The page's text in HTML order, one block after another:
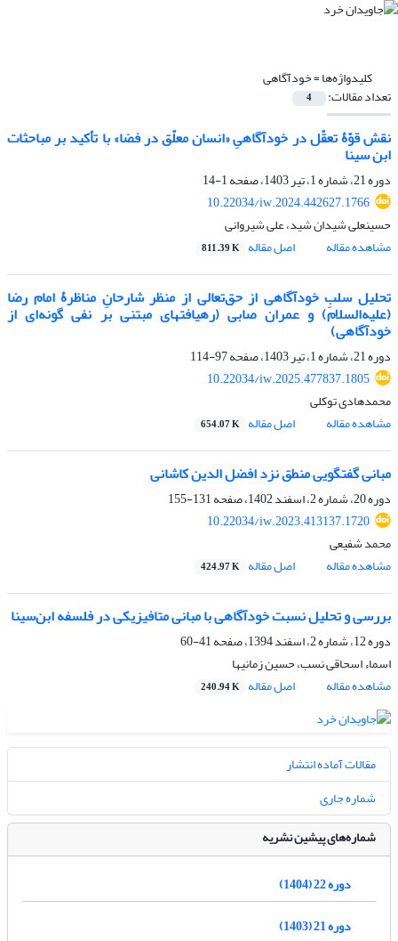
کلیدواژه‌ها =خودآگاهی
تعداد مقالات: 4
نقش قوّۀ تعقّل در خودآگاهیِ «انسان معلّق در فضا» با تأکید بر مباحثات
ابن سینا
دوره 21، شماره 1، تیر 1403، صفحه
1-14
10.22034/iw.2024.442627.1766
حسینعلی شیدان شید، علی شیروانی
مشاهده مقاله
اصل مقاله 811.39 K
تحلیل سلبِ خودآگاهی از حق‌تعالی از منظر شارحانِ مناظرۀ امام رضا
(علیه‌السلام) و عمران صابی (رهیافتهای مبتنی بر نفی گونه‌ای از
خودآگاهی)
دوره 21، شماره 1، تیر 1403، صفحه
97-114
10.22034/iw.2025.477837.1805
محمدهادی توکلی
مشاهده مقاله
اصل مقاله 654.07 K
مبانی گفتگویی منطق نزد افضل الدین کاشانی
دوره 20، شماره 2، اسفند 1402، صفحه
131-155
10.22034/iw.2023.413137.1720
محمد شفیعی
مشاهده مقاله
اصل مقاله 424.97 K
بررسی و تحلیل نسبت خودآگاهی با مبانی متافیزیکی در فلسفه ابن‌سینا
دوره 12، شماره 2، اسفند 1394، صفحه
41-60
اسماء اسحاقی نسب، حسین زمانیها
مشاهده مقاله
اصل مقاله 240.94 K
مقالات آماده انتشار
شماره جاری
شماره‌های پیشین نشریه
دوره 22 (1404)
دوره 21 (1403)